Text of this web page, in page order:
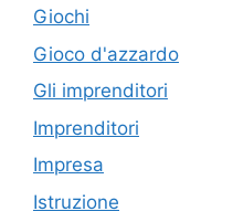
Giochi
Gioco d'azzardo
Gli imprenditori
Imprenditori
Impresa
Istruzione